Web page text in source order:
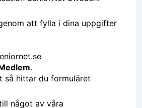
att fylla i dina uppgifter
.
så hittar du formuläret
något av våra